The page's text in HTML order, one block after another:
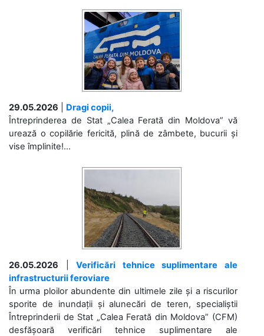
29.05.2026
Dragi copii,
Întreprinderea de Stat „Calea Ferată din Moldova” vă
urează o copilărie fericită, plină de zâmbete, bucurii și
vise împlinite!...
26.05.2026 |Verificări tehnice suplimentare ale
infrastructurii feroviare
În urma ploilor abundente din ultimele zile și a riscurilor
sporite de inundații și alunecări de teren, specialiștii
Întreprinderii de Stat „Calea Ferată din Moldova” (CFM)
desfășoară verificări tehnice suplimentare ale